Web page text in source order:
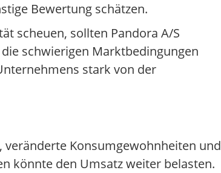
Bewertung schätzen.
scheuen, sollten Pandora A/S
schwierigen Marktbedingungen
stark von der
Konsumgewohnheiten und
könnte den Umsatz weiter belasten.